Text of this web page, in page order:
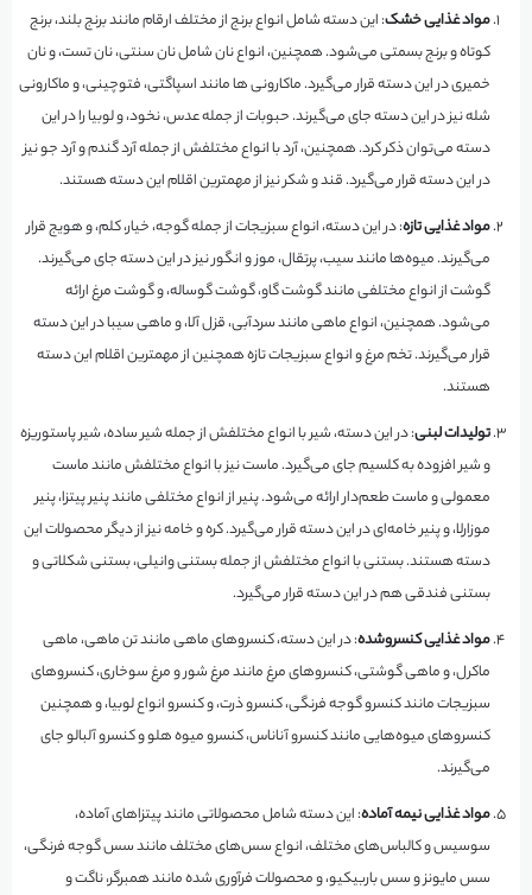
مواد غذایی خشک: این دسته شامل انواع برنج از مختلف ارقام مانند برنج بلند، برنج
کوتاه و برنج بسمتی می‌شود. همچنین، انواع نان شامل نان سنتی، نان تست، و نان
خمیری در این دسته قرار می‌گیرد. ماکارونی ها مانند اسپاگتی، فتوچینی، و ماکارونی
شله نیز در این دسته جای می‌گیرند. حبوبات از جمله عدس، نخود، و لوبیا را در این
دسته می‌توان ذکر کرد. همچنین، آرد با انواع مختلفش از جمله آرد گندم و آرد جو نیز
در این دسته قرار می‌گیرد. قند و شکر نیز از مهمترین اقلام این دسته هستند.
مواد غذایی تازه: در این دسته، انواع سبزیجات از جمله گوجه، خیار، کلم، و هویج قرار
می‌گیرند. میوه‌ها مانند سیب، پرتقال، موز و انگور نیز در این دسته جای می‌گیرند.
گوشت از انواع مختلفی مانند گوشت گاو، گوشت گوساله، و گوشت مرغ ارائه
می‌شود. همچنین، انواع ماهی مانند سردآبی، قزل آلا، و ماهی سیبا در این دسته
قرار می‌گیرند. تخم مرغ و انواع سبزیجات تازه همچنین از مهمترین اقلام این دسته
هستند.
تولیدات لبنی: در این دسته، شیر با انواع مختلفش از جمله شیر ساده، شیر پاستوریزه
و شیر افزوده به کلسیم جای می‌گیرد. ماست نیز با انواع مختلفش مانند ماست
معمولی و ماست طعم‌دار ارائه می‌شود. پنیر از انواع مختلفی مانند پنیر پیتزا، پنیر
موزارلا، و پنیر خامه‌ای در این دسته قرار می‌گیرد. کره و خامه نیز از دیگر محصولات این
دسته هستند. بستنی با انواع مختلفش از جمله بستنی وانیلی، بستنی شکلاتی و
بستنی فندقی هم در این دسته قرار می‌گیرد.
مواد غذایی کنسروشده: در این دسته، کنسروهای ماهی مانند تن ماهی، ماهی
ماکرل، و ماهی گوشتی، کنسروهای مرغ مانند مرغ شور و مرغ سوخاری، کنسروهای
سبزیجات مانند کنسرو گوجه فرنگی، کنسرو ذرت، و کنسرو انواع لوبیا، و همچنین
کنسروهای میوه‌هایی مانند کنسرو آناناس، کنسرو میوه هلو و کنسرو آلبالو جای
می‌گیرند.
مواد غذایی نیمه آماده: این دسته شامل محصولاتی مانند پیتزاهای آماده،
سوسیس و کالباس‌های مختلف، انواع سس‌های مختلف مانند سس گوجه فرنگی،
سس مایونز و سس باربیکیو، و محصولات فرآوری شده مانند همبرگر، ناگت و